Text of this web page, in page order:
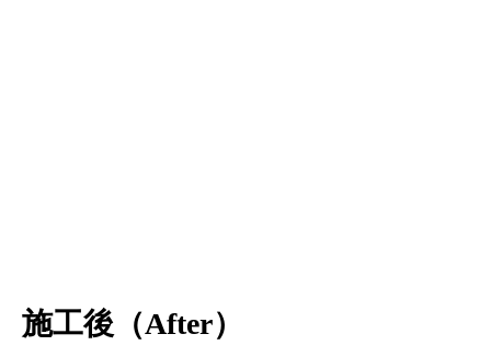
施工後（After）